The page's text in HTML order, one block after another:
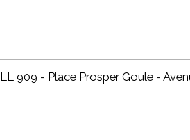
LL 909 - Place Prosper Goule -